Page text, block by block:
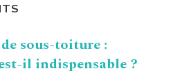
sous-toiture :
il indispensable ?